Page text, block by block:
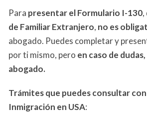
Para presentar el Formulario I-130,
de Familiar Extranjero, no es
abogado. Puedes completar y
por ti mismo, pero en caso de
abogado.
Trámites que puedes consultar
Inmigración en USA: